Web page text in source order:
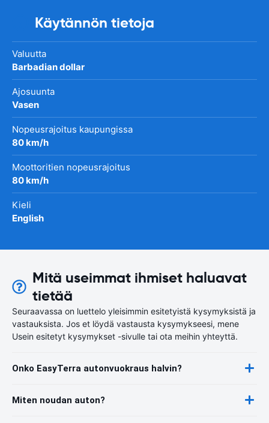
Käytännön tietoja
Valuutta
Barbadian dollar
Ajosuunta
Vasen
Nopeusrajoitus kaupungissa
80 km/h
Moottoritien nopeusrajoitus
80 km/h
Kieli
English
Mitä useimmat ihmiset haluavat
tietää
Seuraavassa on luettelo yleisimmin esitetyistä kysymyksistä ja
vastauksista. Jos et löydä vastausta kysymykseesi, mene
Usein esitetyt kysymykset -sivulle tai ota meihin yhteyttä.
Onko EasyTerra autonvuokraus halvin?
Miten noudan auton?